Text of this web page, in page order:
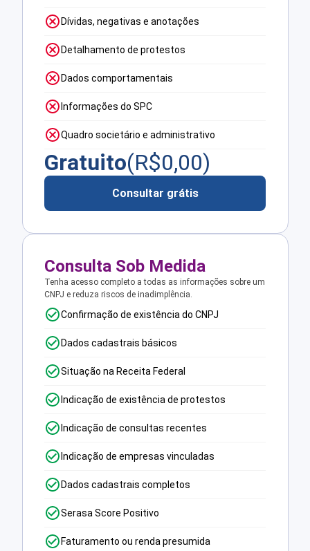
Dívidas, negativas e anotações
Detalhamento de protestos
Dados comportamentais
Informações do SPC
Quadro societário e administrativo
Gratuito(R$0,00)
Consultar grátis
Consulta Sob Medida
Tenha acesso completo a todas as informações sobre um
CNPJ e reduza riscos de inadimplência.
Confirmação de existência do CNPJ
Dados cadastrais básicos
Situação na Receita Federal
Indicação de existência de protestos
Indicação de consultas recentes
Indicação de empresas vinculadas
Dados cadastrais completos
Serasa Score Positivo
Faturamento ou renda presumida